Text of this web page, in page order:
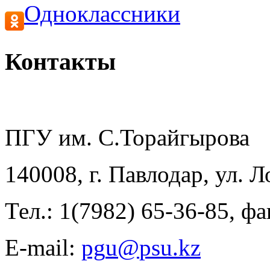
Одноклассники
Контакты
ПГУ им. С.Торайгырова
140008, г. Павлодар, ул.
Тел.: 1(7982) 65-36-85,
E-mail: